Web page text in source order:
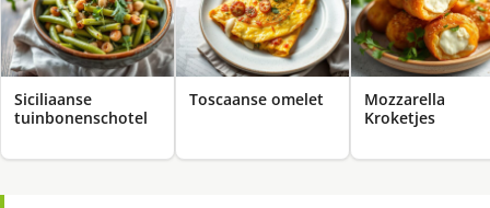
Siciliaanse
tuinbonenschotel
Toscaanse omelet
Mozzarella
Kroketjes